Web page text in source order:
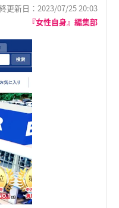
更新日：2023/07/25 20:03
『女性自身』編集部